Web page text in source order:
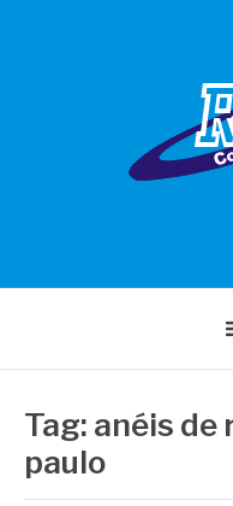
Tag: anéis de
paulo